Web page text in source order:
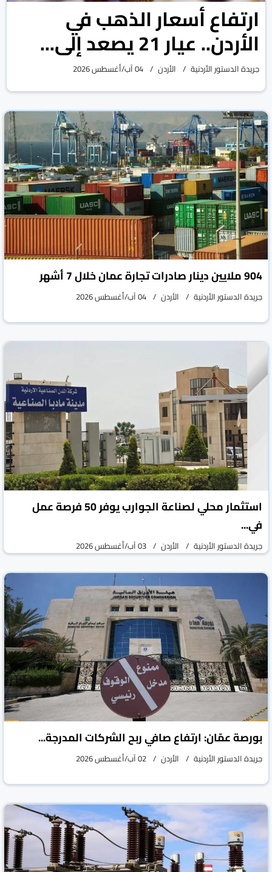
ارتفاع أسعار الذهب في
الأردن.. عيار 21 يصعد إلى...
جريدة الدستور الأردنية الأردن 04 آب/أغسطس 2026
904 ملايين دينار صادرات تجارة عمان خلال 7 أشهر
جريدة الدستور الأردنية الأردن 04 آب/أغسطس 2026
استثمار محلي لصناعة الجوارب يوفر 50 فرصة عمل
في...
جريدة الدستور الأردنية الأردن 03 آب/أغسطس 2026
بورصة عمّان: ارتفاع صافي ربح الشركات المدرجة...
جريدة الدستور الأردنية الأردن 02 آب/أغسطس 2026